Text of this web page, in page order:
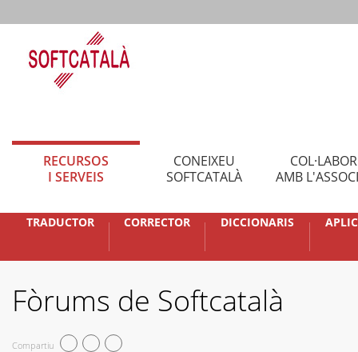
RECURSOS
I SERVEIS
CONEIXEU
SOFTCATALÀ
AMB
TRADUCTOR CORRECTOR DICCIONARIS
Fòrums de Softcatalà
Compartiu